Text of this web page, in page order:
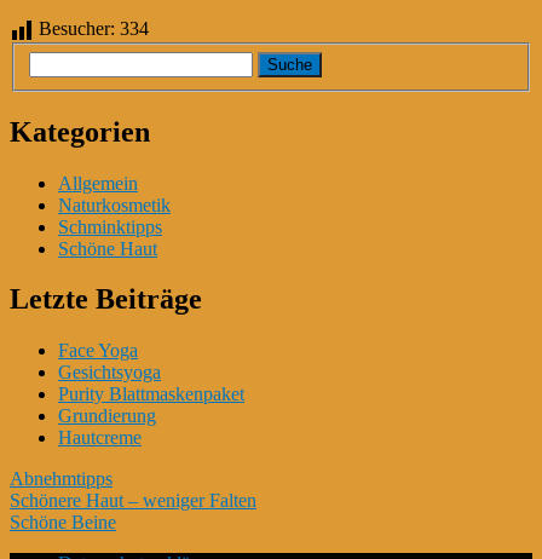
Besucher: 334
Kategorien
Allgemein
Naturkosmetik
Schminktipps
Schöne Haut
Letzte Beiträge
Face Yoga
Gesichtsyoga
Purity Blattmaskenpaket
Grundierung
Hautcreme
Abnehmtipps
Schönere Haut – weniger Falten
Schöne Beine